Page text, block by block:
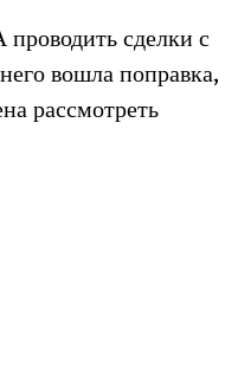
сделки с
вошла поправка,
рассмотреть